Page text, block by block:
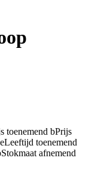
toenemend bPrijs
eLeeftijd toenemend
Stokmaat afnemend